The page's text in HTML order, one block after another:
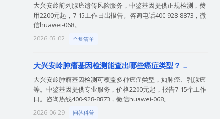
大兴安岭前列腺癌遗传风险服务，中鉴基因提供正规检测，费
用2200元起，7-15工作日出报告。咨询电话400-928-8873，微
信huawei-068。
2026-07-02 · 合集清单
大兴安岭肿瘤基因检测能查出哪些癌症类型？
大兴安岭肿瘤基因检测可覆盖多种癌症类型，如肺癌、乳腺癌
等。中鉴基因提供专业服务，价格2200元起，报告7-15个工作
日。咨询热线400-928-8873，微信huawei-068。
2026-06-29 · 问答科普